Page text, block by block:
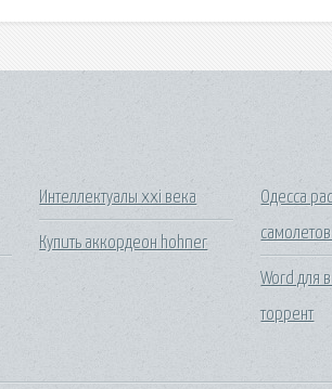
Интеллектуалы xxi века
Купить аккордеон hohner
Одесса
Word для
торрент